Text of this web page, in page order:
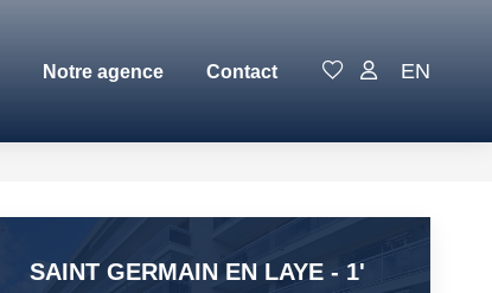
Notre agence Contact EN
SAINT GERMAIN EN LAYE - 1'